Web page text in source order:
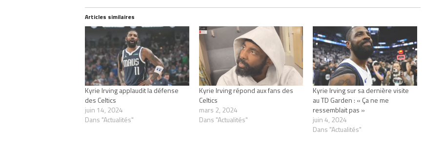
Articles similaires
Kyrie Irving applaudit la défense
des Celtics
juin 14, 2024
Dans "Actualités"
Kyrie Irving répond aux fans des
Celtics
mars 2, 2024
Dans "Actualités"
Kyrie Irving sur sa dernière visite
au TD Garden : « Ça ne me
ressemblait pas »
juin 4, 2024
Dans "Actualités"